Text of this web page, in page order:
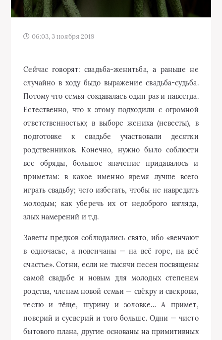
06:03, 3 ноября 2019
Сейчас говорят: свадьба-женитьба, а раньше не
случайно в ходу быдо выражение свадьба-судьба.
Потому что семья создавалась один раз и навсегда.
Естественно, что к этому подходили с огромной
ответственностью; в выборе жениха (невесты), в
подготовке к свадьбе участвовали десятки
родственников. Конечно, нужно было соблюсти
все обряды, большое значение придавалось и
приметам: в какое именно время лучше всего
играть свадьбу; чего избегать, чтобы не навредить
молодым; как уберечь их от недоброго взгляда,
злых намерений и т.д.
Заветы предков соблюдались свято, ибо «венчают
в одночасье, а повенчаны — на всё горе, на всё
счастье». Сотни, если не тысячи песен посвящены
самой свадьбе и новым для молодых степеням
родства, членам новой семьи — свёкру и свекрови,
тестю и тёще, шурину и золовке… А примет,
поверий и суеверий и того больше. Одни — чисто
бытового плана, другие основаны на примитивных